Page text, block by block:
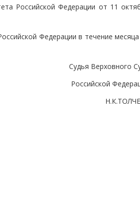
Российской Федерации от 11
Федерации в течение
Судья Верховного
Российской